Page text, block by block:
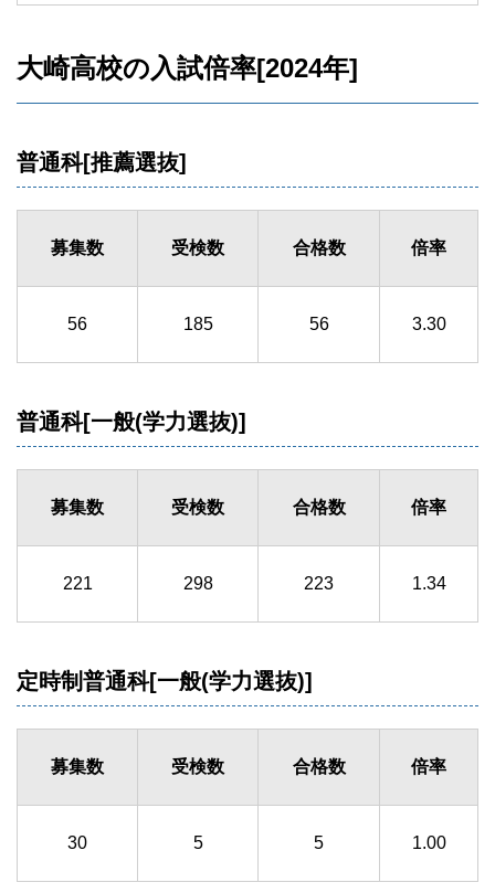
大崎高校の入試倍率[2024年]
普通科[推薦選抜]
募集数 受検数 合格数 倍率
56 185 56 3.30
普通科[一般(学力選抜)]
募集数 受検数 合格数 倍率
221 298 223 1.34
定時制普通科[一般(学力選抜)]
募集数 受検数 合格数 倍率
30 5 5 1.00